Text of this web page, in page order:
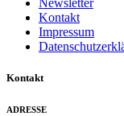
Newsletter
Kontakt
Impressum
Kontakt
ADRESSE